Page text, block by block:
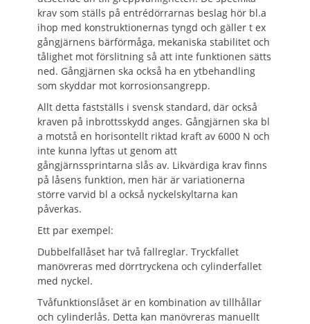
krav som ställs på entrédörrarnas beslag hör bl.a
ihop med konstruktionernas tyngd och gäller t ex
gångjärnens bärförmåga, mekaniska stabilitet och
tålighet mot förslitning så att inte funktionen sätts
ned. Gångjärnen ska också ha en ytbehandling
som skyddar mot korrosionsangrepp.
Allt detta fastställs i svensk standard, där också
kraven på inbrottsskydd anges. Gångjärnen ska bl
a motstå en horisontellt riktad kraft av 6000 N och
inte kunna lyftas ut genom att
gångjärnssprintarna slås av. Likvärdiga krav finns
på låsens funktion, men här är variationerna
större varvid bl a också nyckelskyltarna kan
påverkas.
Ett par exempel:
Dubbelfallåset har två fallreglar. Tryckfallet
manövreras med dörrtryckena och cylinderfallet
med nyckel.
Tvåfunktionslåset är en kombination av tillhållar
och cylinderlås. Detta kan manövreras manuellt